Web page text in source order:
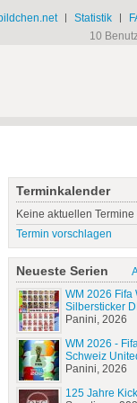
| Statistik |
10
Terminkalender
Keine aktuellen
Termin vorschlagen
Neueste Serien
WM 2026 Fifa
Silbersticker
Panini, 2026
WM 2026 -
Schweiz
Panini, 2026
125 Jahre